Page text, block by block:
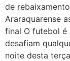
de
Araraquarense
final O futebol é
desafiam
noite desta